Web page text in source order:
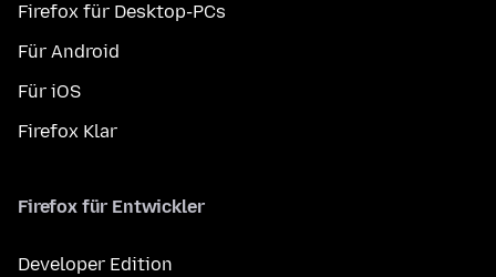
Firefox für Desktop-PCs
Für Android
Für iOS
Firefox Klar
Firefox für Entwickler
Developer Edition